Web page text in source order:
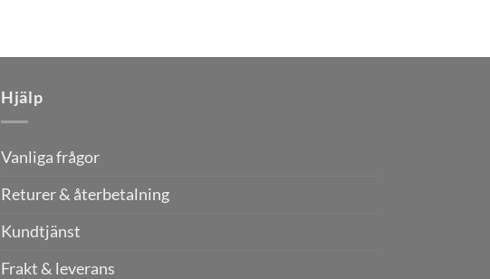
Hjälp
Vanliga frågor
Returer & återbetalning
Kundtjänst
Frakt & leverans